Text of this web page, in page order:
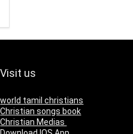
Visit us
world tamil christians
Christian songs book
Christian Medias